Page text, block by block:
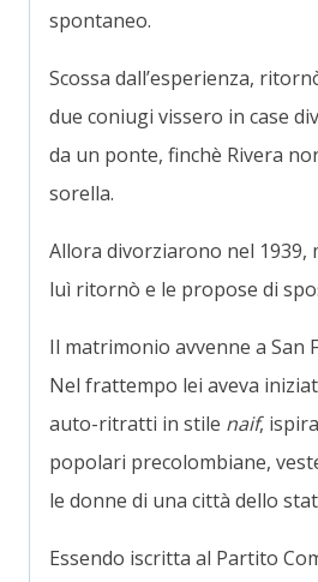
spontaneo.
Scossa dall’esperienza,
due coniugi vissero in case
da un ponte, finchè Rivera
sorella.
Allora divorziarono nel 1939,
luì ritornò e le propose di
Il matrimonio avvenne a San
Nel frattempo lei aveva
auto-ritratti in stile naif,
popolari precolombiane,
le donne di una città dello
Essendo iscritta al Partito